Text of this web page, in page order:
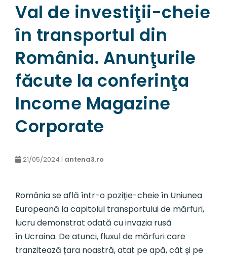
ESG
CONTACT
Val de investiţii-cheie
în transportul din
România. Anunţurile
făcute la conferinţa
Income Magazine
Corporate
21/05/2024 | antena3.ro
România se află într-o poziţie-cheie în Uniunea
Europeană la capitolul transportului de mărfuri,
lucru demonstrat odată cu invazia rusă
în Ucraina. De atunci, fluxul de mărfuri care
tranzitează țara noastră, atat pe apă, cât și pe